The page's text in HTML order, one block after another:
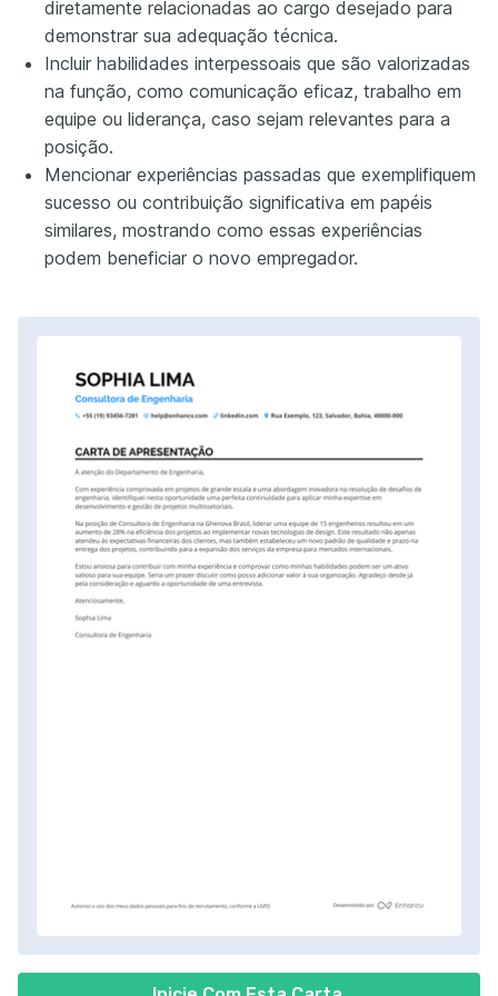
diretamente relacionadas ao cargo desejado para
demonstrar sua adequação técnica.
Incluir habilidades interpessoais que são valorizadas
na função, como comunicação eficaz, trabalho em
equipe ou liderança, caso sejam relevantes para a
posição.
Mencionar experiências passadas que exemplifiquem
sucesso ou contribuição significativa em papéis
similares, mostrando como essas experiências
podem beneficiar o novo empregador.